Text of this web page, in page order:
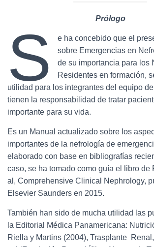
Prólogo
S
e ha concebido que el
sobre Emergencias en
de su importancia para los
Residentes en formación,
utilidad para los integrantes del equipo
tienen la responsabilidad de tratar
importante para su vida.
Es un Manual actualizado sobre los
importantes de la nefrología de
elaborado con base en bibliografías
caso, se ha tomado como guía el libro de
al, Comprehensive Clinical Nephrology,
Elsevier Saunders en 2015.
También han sido de mucha utilidad las
la Editorial Médica Panamericana:
Riella y Martins (2004), Trasplante